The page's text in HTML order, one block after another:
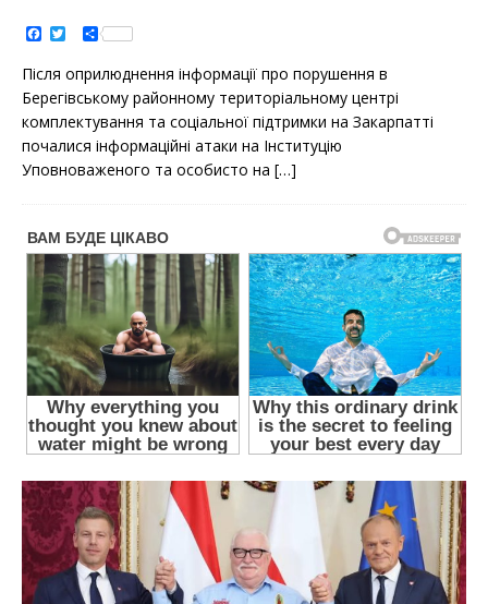
a
e
b
o
o
k
t
t
e
r
S
h
r
e
Після оприлюднення інформації про порушення в
Берегівському районному територіальному центрі
комплектування та соціальної підтримки на Закарпатті
почалися інформаційні атаки на Інституцію
Уповноваженого та особисто на […]